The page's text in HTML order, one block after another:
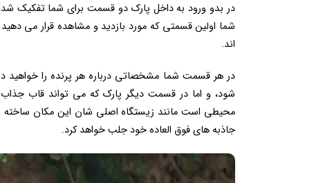
در بدو ورود به داخل پارک دو قسمت برای شما تفکیک
شما اولین قسمتی که مورد بازدید و مشاهده قرار می
اند.
در هر قسمت شما مشخصاتی درباره هر پرنده را خواهید
شود، و اما در قسمت دیگر پارک که می تواند قاب جذاب
جاذبه های فوق العاده خود جلب خواهد کرد.